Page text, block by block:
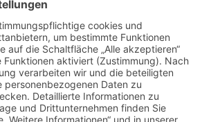
- Pieschen - Plauen - Prohlis